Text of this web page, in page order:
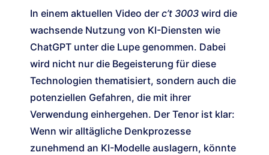
In einem aktuellen Video der c’t 3003 wird die
wachsende Nutzung von KI-Diensten wie
ChatGPT unter die Lupe genommen. Dabei
wird nicht nur die Begeisterung für diese
Technologien thematisiert, sondern auch die
potenziellen Gefahren, die mit ihrer
Verwendung einhergehen. Der Tenor ist klar:
Wenn wir alltägliche Denkprozesse
zunehmend an KI-Modelle auslagern, könnte